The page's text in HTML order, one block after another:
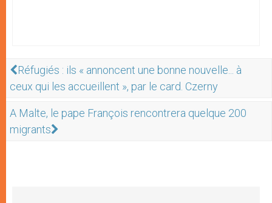
Réfugiés : ils « annoncent une bonne nouvelle... à
ceux qui les accueillent », par le card. Czerny
A Malte, le pape François rencontrera quelque 200
migrants